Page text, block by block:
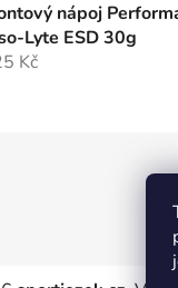
nápoj
Lyte ESD 30g
Kč